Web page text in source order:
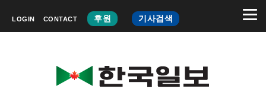
LOGIN CONTACT 후원 기사검색